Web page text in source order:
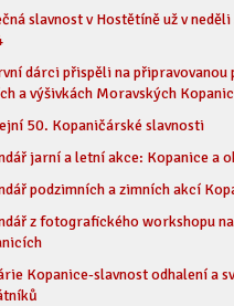
slavnost v Hostětíně už v
dárci přispěli na připravovanou
a výšivkách Moravských Kopanic
50. Kopaničárské slavnosti
jarní a letní akce: Kopanice a
podzimních a zimních akcí
z fotografického workshopu na
Kopanice-slavnost odhalení a